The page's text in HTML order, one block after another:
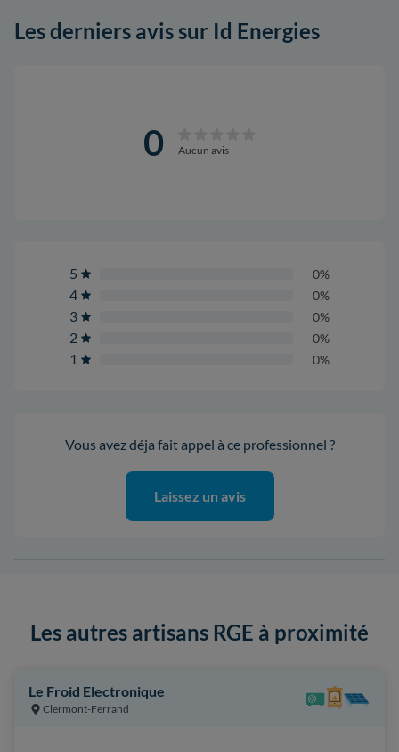
Les derniers avis sur Id Energies
0 Aucun avis
5 0%
4 0%
3 0%
2 0%
1 0%
Vous avez déja fait appel à ce professionnel ?
Laissez un avis
Les autres artisans RGE à proximité
Le Froid Electronique
Clermont-Ferrand